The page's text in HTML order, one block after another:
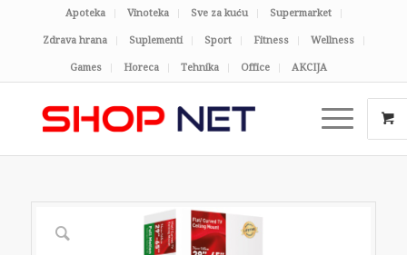
Apoteka Vinoteka Sve za kuću Supermarket
Zdrava hrana Suplementi Sport Fitness Wellness
Games Horeca Tehnika Office AKCIJA